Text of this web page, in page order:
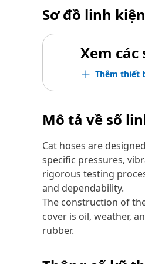
Sơ đồ linh
Xem
Thêm thiết
Mô tả về số
Cat hoses are
specific pressures,
rigorous testing
and dependability.
The construction of
cover is oil, weather,
rubber.